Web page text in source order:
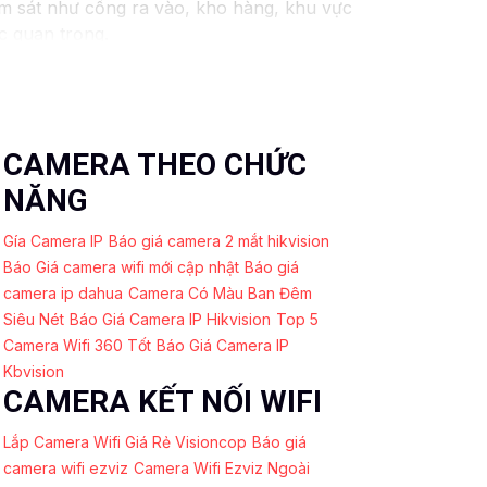
sát như cổng ra vào, kho hàng, khu vực
cáp mạng.- Sử dụng thiết bị lưu trữ
của mình một cách hiệu quả. Nếu có
khác, xin vui lòng cho biết để được hỗ
CAMERA THEO CHỨC
NĂNG
Gía Camera IP Báo giá camera 2 mắt hikvision
Báo Giá camera wifi mới cập nhật Báo giá
camera ip dahua Camera Có Màu Ban Đêm
Siêu Nét Báo Giá Camera IP Hikvision Top 5
Camera Wifi 360 Tốt Báo Giá Camera IP
Kbvision
CAMERA KẾT NỐI WIFI
Lắp Camera Wifi Giá Rẻ Visioncop Báo giá
camera wifi ezviz Camera Wifi Ezviz Ngoài